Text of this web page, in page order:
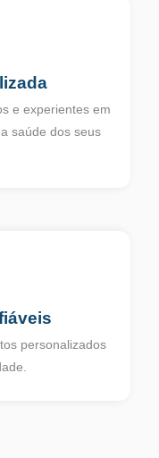
e experientes em
saúde dos seus
personalizados